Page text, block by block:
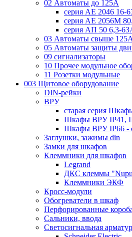
02 Автоматы до 125А
серия АЕ 2046 16-
серия АЕ 2056М
серия АП 50 6,3-
03 Автоматы свыше 125А
05 Автоматы защиты
09 сигнализаторы
10 Прочее модульное
11 Розетки модульные
003 Щитовое оборудование
DIN-рейки
ВРУ
старая серия
Шкафы ВРУ IP41,
Шкафы ВРУ IP66 -
Заглушки, зажимы din
Замки для шкафов
Клеммники для шкафов
Legrand
ДКС клеммы
Клеммники ЭКФ
Кросс-модули
Обогреватели в шкаф
Перфорированные
Сальники, ввода
Светосигнальная